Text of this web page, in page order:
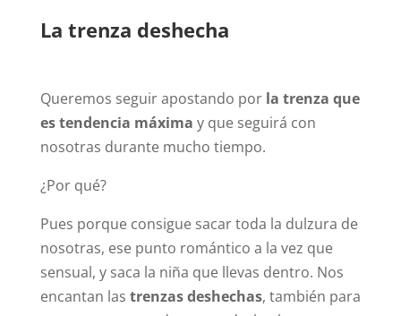
La trenza deshecha
Queremos seguir apostando por la trenza que
es tendencia máxima y que seguirá con
nosotras durante mucho tiempo.
¿Por qué?
Pues porque consigue sacar toda la dulzura de
nosotras, ese punto romántico a la vez que
sensual, y saca la niña que llevas dentro. Nos
encantan las trenzas deshechas, también para